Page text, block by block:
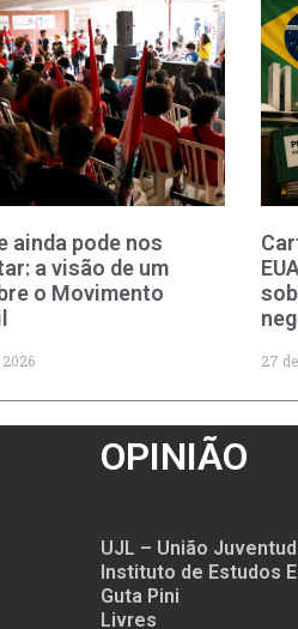
ainda pode nos
a visão de um
o Movimento
27
OPINIÃO
UJL – União
Instituto de Estudos
Guta Pini
Livres